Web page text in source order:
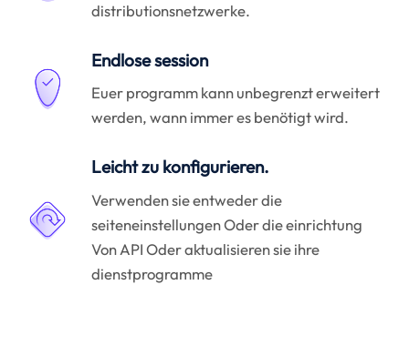
distributionsnetzwerke.
Endlose session
Euer programm kann unbegrenzt erweitert
werden, wann immer es benötigt wird.
Leicht zu konfigurieren.
Verwenden sie entweder die
seiteneinstellungen Oder die einrichtung
Von API Oder aktualisieren sie ihre
dienstprogramme